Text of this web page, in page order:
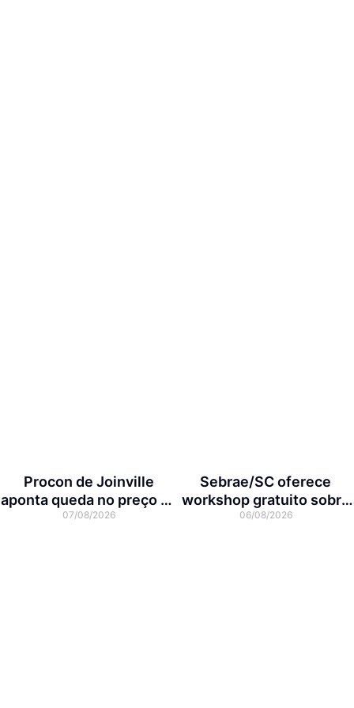
Procon de Joinville
aponta queda no preço da
cesta básica em agosto
07/08/2026
Sebrae/SC oferece
workshop gratuito sobre
franquias em Joinville
06/08/2026